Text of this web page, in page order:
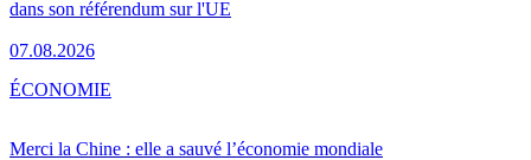
dans son référendum sur l'UE
07.08.2026
Merci la Chine : elle a sauvé l’économie mondiale
ÉCONOMIE